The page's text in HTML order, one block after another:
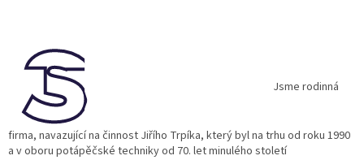
Jsme rodinná
firma, navazující na činnost Jiřího Trpíka, který byl na trhu od roku 1990
a v oboru potápěčské techniky od 70. let minulého století